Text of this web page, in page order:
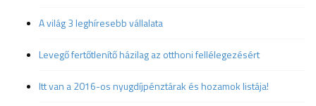
A világ 3 leghíresebb vállalata
Levegő fertőtlenítő házilag az otthoni fellélegezésért
Itt van a 2016-os nyugdíjpénztárak és hozamok listája!